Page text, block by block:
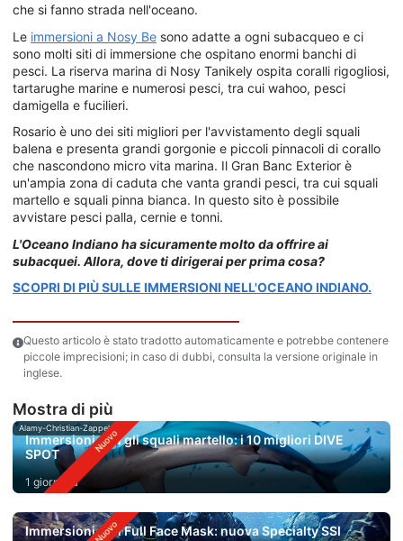
che si fanno strada nell'oceano.
Le immersioni a Nosy Be sono adatte a ogni subacqueo e ci
sono molti siti di immersione che ospitano enormi banchi di
pesci. La riserva marina di Nosy Tanikely ospita coralli rigogliosi,
tartarughe marine e numerosi pesci, tra cui wahoo, pesci
damigella e fucilieri.
Rosario è uno dei siti migliori per l'avvistamento degli squali
balena e presenta grandi gorgonie e piccoli pinnacoli di corallo
che nascondono micro vita marina. Il Gran Banc Exterior è
un'ampia zona di caduta che vanta grandi pesci, tra cui squali
martello e squali pinna bianca. In questo sito è possibile
avvistare pesci palla, cernie e tonni.
L'Oceano Indiano ha sicuramente molto da offrire ai
subacquei. Allora, dove ti dirigerai per prima cosa?
SCOPRI DI PIÙ SULLE IMMERSIONI NELL'OCEANO INDIANO.
Questo articolo è stato tradotto automaticamente e potrebbe contenere
piccole imprecisioni; in caso di dubbi, consulta la versione originale in
inglese.
Mostra di più
Alamy-Christian-Zappel
Immersioni con gli squali martello: i 10 migliori DIVE
SPOT
1 giorno fa
Immersioni con Full Face Mask: nuova Specialty SSI